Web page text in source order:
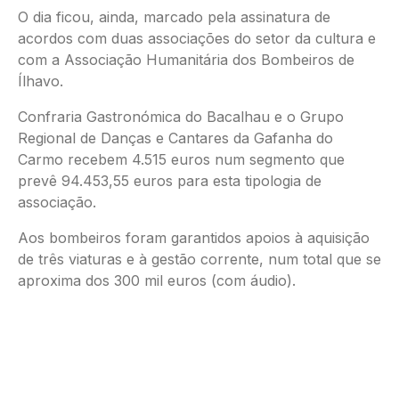
O dia ficou, ainda, marcado pela assinatura de
acordos com duas associações do setor da cultura e
com a Associação Humanitária dos Bombeiros de
Ílhavo.
Confraria Gastronómica do Bacalhau e o Grupo
Regional de Danças e Cantares da Gafanha do
Carmo recebem 4.515 euros num segmento que
prevê 94.453,55 euros para esta tipologia de
associação.
Aos bombeiros foram garantidos apoios à aquisição
de três viaturas e à gestão corrente, num total que se
aproxima dos 300 mil euros (com áudio).